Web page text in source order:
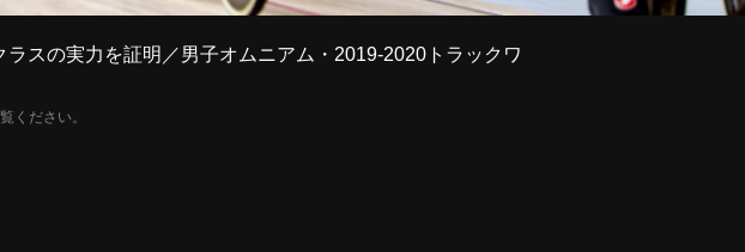
スの実力を証明／男子オムニアム・2019-2020トラックワ
ください。